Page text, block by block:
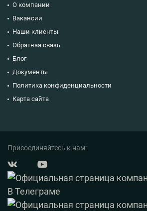
О компании
Вакансии
Наши клиенты
Обратная связь
Блог
Документы
Политика конфиденциальности
Карта сайта
Присоединяйтесь к нам: